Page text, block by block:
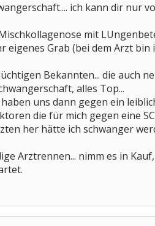
ich kann dir nur
mit
eigenes Grab (bei dem Arzt
Bekannten... die auch
alles Top...
uns dann gegen ein
die für mich gegen eine
her hätte ich schwanger
Arztrennen... nimm es in